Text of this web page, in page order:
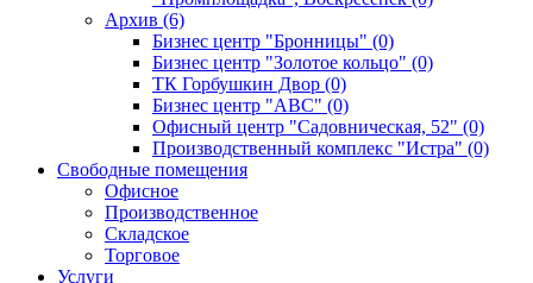
Архив (6)
Бизнес центр "Бронницы" (0)
Бизнес центр "Золотое кольцо" (0)
ТК Горбушкин Двор (0)
Бизнес центр "АВС" (0)
Офисный центр "Садовническая, 52" (0)
Производственный комплекс "Истра" (0)
Свободные помещения
Офисное
Производственное
Складское
Торговое
Услуги